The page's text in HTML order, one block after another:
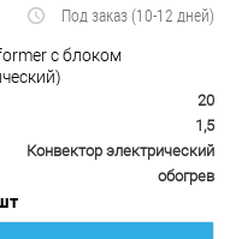
Под заказ (10-12 дней)
с блоком
20
1,5
Конвектор электрический
обогрев